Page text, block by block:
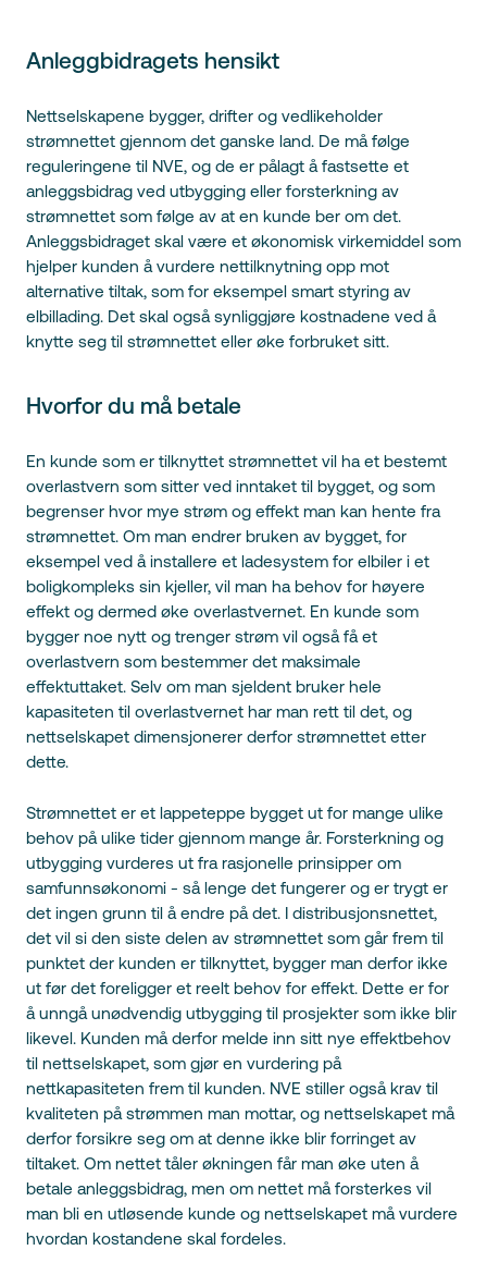
Anleggbidragets hensikt
Nettselskapene bygger, drifter og vedlikeholder
strømnettet gjennom det ganske land. De må følge
reguleringene til NVE, og de er pålagt å fastsette et
anleggsbidrag ved utbygging eller forsterkning av
strømnettet som følge av at en kunde ber om det.
Anleggsbidraget skal være et økonomisk virkemiddel som
hjelper kunden å vurdere nettilknytning opp mot
alternative tiltak, som for eksempel smart styring av
elbillading. Det skal også synliggjøre kostnadene ved å
knytte seg til strømnettet eller øke forbruket sitt.
Hvorfor du må betale
En kunde som er tilknyttet strømnettet vil ha et bestemt
overlastvern som sitter ved inntaket til bygget, og som
begrenser hvor mye strøm og effekt man kan hente fra
strømnettet. Om man endrer bruken av bygget, for
eksempel ved å installere et ladesystem for elbiler i et
boligkompleks sin kjeller, vil man ha behov for høyere
effekt og dermed øke overlastvernet. En kunde som
bygger noe nytt og trenger strøm vil også få et
overlastvern som bestemmer det maksimale
effektuttaket. Selv om man sjeldent bruker hele
kapasiteten til overlastvernet har man rett til det, og
nettselskapet dimensjonerer derfor strømnettet etter
dette.
Strømnettet er et lappeteppe bygget ut for mange ulike
behov på ulike tider gjennom mange år. Forsterkning og
utbygging vurderes ut fra rasjonelle prinsipper om
samfunnsøkonomi - så lenge det fungerer og er trygt er
det ingen grunn til å endre på det. I distribusjonsnettet,
det vil si den siste delen av strømnettet som går frem til
punktet der kunden er tilknyttet, bygger man derfor ikke
ut før det foreligger et reelt behov for effekt. Dette er for
å unngå unødvendig utbygging til prosjekter som ikke blir
likevel. Kunden må derfor melde inn sitt nye effektbehov
til nettselskapet, som gjør en vurdering på
nettkapasiteten frem til kunden. NVE stiller også krav til
kvaliteten på strømmen man mottar, og nettselskapet må
derfor forsikre seg om at denne ikke blir forringet av
tiltaket. Om nettet tåler økningen får man øke uten å
betale anleggsbidrag, men om nettet må forsterkes vil
man bli en utløsende kunde og nettselskapet må vurdere
hvordan kostandene skal fordeles.